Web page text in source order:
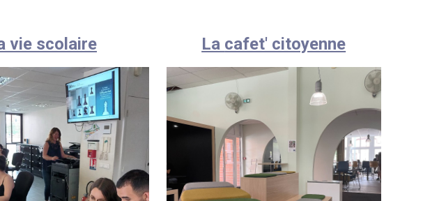
vie scolaire La cafet' citoyenne